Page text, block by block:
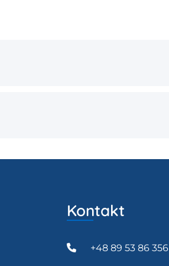
Kontakt
+48 89 53 86 356